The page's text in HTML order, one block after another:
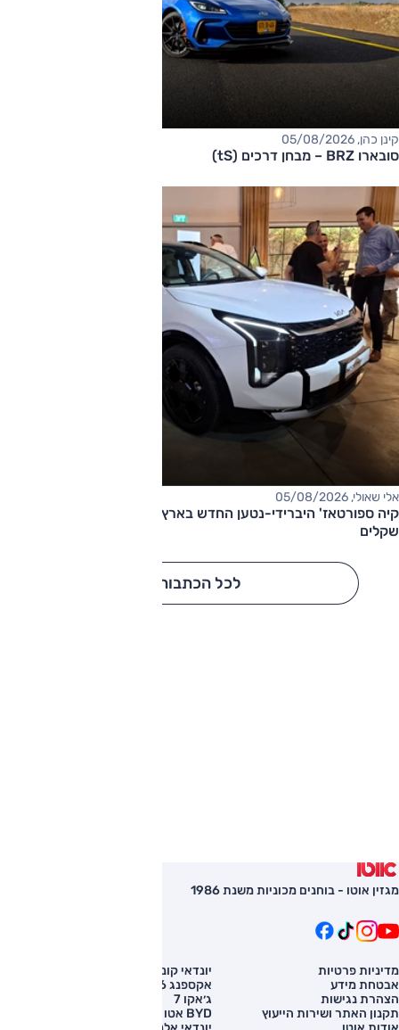
קינן כהן, 05/08/2026
סובארו BRZ – מבחן דרכים (tS)
אלי שאולי, 05/08/2026
שקלים
לכל הכתבות
מגזין אוטו - בוחנים מכוניות משנת 1986
מדיניות פרטיות
אבטחת מידע
הצהרת נגישות
תקנון האתר ושירות הייעוץ
יונדאי קונה
אקספנג G6
ג׳אקו 7
BYD אטו 3